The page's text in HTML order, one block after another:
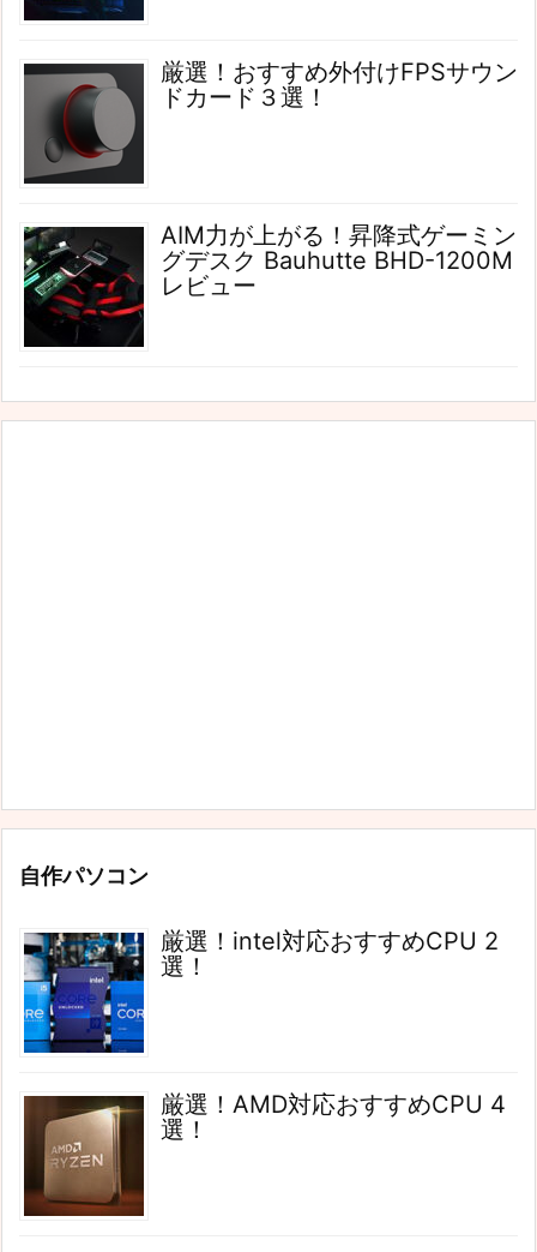
厳選！おすすめ外付けFPSサウン
ドカード３選！
AIM力が上がる！昇降式ゲーミン
グデスク Bauhutte BHD-1200M
レビュー
自作パソコン
厳選！intel対応おすすめCPU 2
選！
厳選！AMD対応おすすめCPU 4
選！